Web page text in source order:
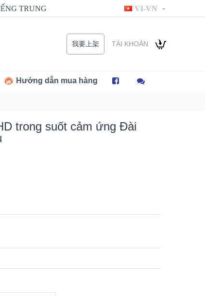
TRUNG VI-VN
我要上架 TÀI KHOẢN
Hướng dẫn mua hàng
trong suốt cảm ứng Đài